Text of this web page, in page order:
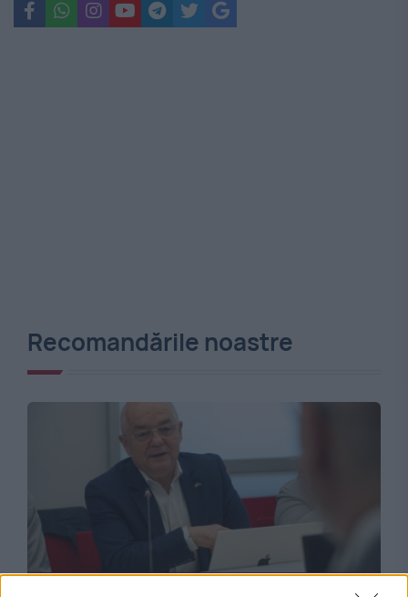
Recomandările noastre